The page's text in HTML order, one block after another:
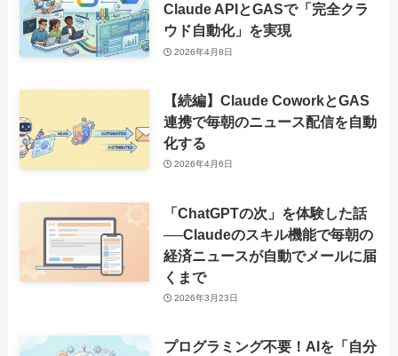
Claude APIとGASで「完全クラ
ウド自動化」を実現
2026年4月8日
【続編】Claude CoworkとGAS
連携で毎朝のニュース配信を自動
化する
2026年4月6日
「ChatGPTの次」を体験した話
──Claudeのスキル機能で毎朝の
経済ニュースが自動でメールに届
くまで
2026年3月23日
プログラミング不要！AIを「自分